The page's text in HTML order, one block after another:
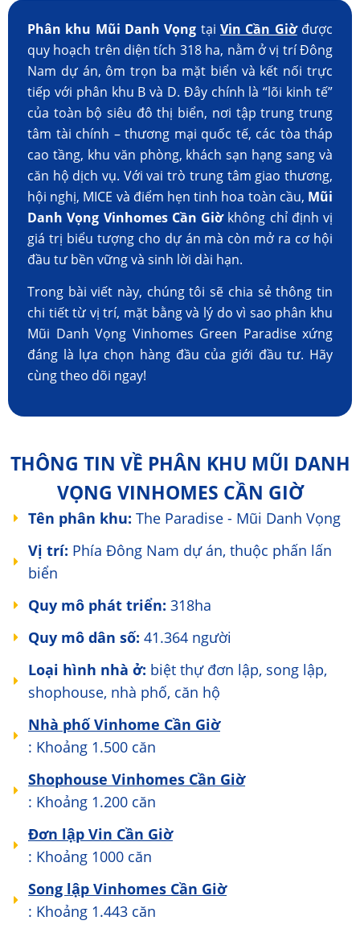
Phân khu Mũi Danh Vọng tạiVin Cần Giờđược
quy hoạch trên diện tích 318 ha, nằm ở vị trí Đông
Nam dự án, ôm trọn ba mặt biển và kết nối trực
tiếp với phân khu B và D. Đây chính là “lõi kinh tế”
của toàn bộ siêu đô thị biển, nơi tập trung trung
tâm tài chính – thương mại quốc tế, các tòa tháp
cao tầng, khu văn phòng, khách sạn hạng sang và
căn hộ dịch vụ. Với vai trò trung tâm giao thương,
hội nghị, MICE và điểm hẹn tinh hoa toàn cầu, Mũi
Danh Vọng Vinhomes Cần Giờkhông chỉ định vị
giá trị biểu tượng cho dự án mà còn mở ra cơ hội
đầu tư bền vững và sinh lời dài hạn.
Trong bài viết này, chúng tôi sẽ chia sẻ thông tin
chi tiết từ vị trí, mặt bằng và lý do vì sao phân khu
Mũi Danh Vọng Vinhomes Green Paradise xứng
đáng là lựa chọn hàng đầu của giới đầu tư. Hãy
cùng theo dõi ngay!
THÔNG TIN VỀ PHÂN KHU MŨI DANH
VỌNG VINHOMES CẦN GIỜ
Tên phân khu: The Paradise - Mũi Danh Vọng
Vị trí: Phía Đông Nam dự án, thuộc phấn lấn
biển
Quy mô phát triển: 318ha
Quy mô dân số: 41.364 người
Loại hình nhà ở: biệt thự đơn lập, song lập,
shophouse, nhà phố, căn hộ
Nhà phố Vinhome Cần Giờ
: Khoảng 1.500 căn
Shophouse Vinhomes Cần Giờ
: Khoảng 1.200 căn
Đơn lập Vin Cần Giờ
: Khoảng 1000 căn
Song lập Vinhomes Cần Giờ
: Khoảng 1.443 căn